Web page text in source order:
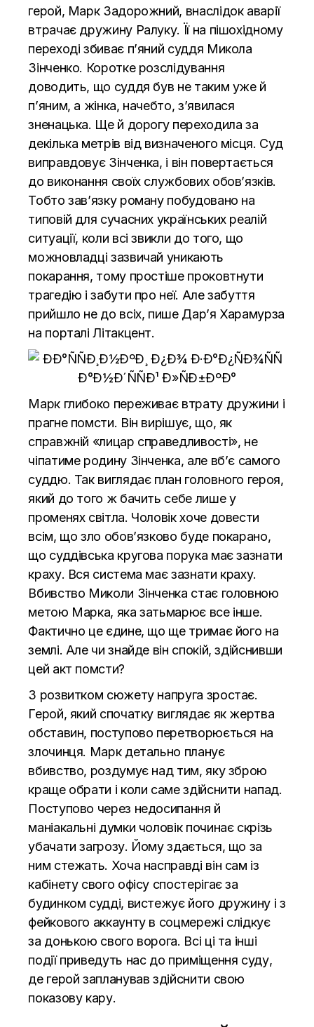
герой, Марк Задорожний, внаслідок аварії
втрачає дружину Ралуку. Її на пішохідному
переході збиває п’яний суддя Микола
Зінченко. Коротке розслідування
доводить, що суддя був не таким уже й
п’яним, а жінка, начебто, з’явилася
зненацька. Ще й дорогу переходила за
декілька метрів від визначеного місця. Суд
виправдовує Зінченка, і він повертається
до виконання своїх службових обов’язків.
Тобто зав’язку роману побудовано на
типовій для сучасних українських реалій
ситуації, коли всі звикли до того, що
можновладці зазвичай уникають
покарання, тому простіше проковтнути
трагедію і забути про неї. Але забуття
прийшло не до всіх, пише Дар’я Харамурза
на порталіЛітакцент.
Марк глибоко переживає втрату дружини і
прагне помсти. Він вирішує, що, як
справжній «лицар справедливості», не
чіпатиме родину Зінченка, але вб’є самого
суддю. Так виглядає план головного героя,
який до того ж бачить себе лише у
променях світла. Чоловік хоче довести
всім, що зло обов’язково буде покарано,
що суддівська кругова порука має зазнати
краху. Вся система має зазнати краху.
Вбивство Миколи Зінченка стає головною
метою Марка, яка затьмарює все інше.
Фактично це єдине, що ще тримає його на
землі. Але чи знайде він спокій, здійснивши
цей акт помсти?
З розвитком сюжету напруга зростає.
Герой, який спочатку виглядає як жертва
обставин, поступово перетворюється на
злочинця. Марк детально планує
вбивство, роздумує над тим, яку зброю
краще обрати і коли саме здійснити напад.
Поступово через недосипання й
маніакальні думки чоловік починає скрізь
убачати загрозу. Йому здається, що за
ним стежать. Хоча насправді він сам із
кабінету свого офісу спостерігає за
будинком судді, вистежує його дружину і з
фейкового аккаунту в соцмережі слідкує
за донькою свого ворога. Всі ці та інші
події приведуть нас до приміщення суду,
де герой запланував здійснити свою
показову кару.